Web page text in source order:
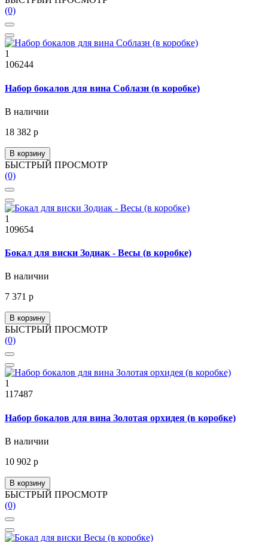
(0)
1
106244
Набор бокалов для вина Соблазн (в коробке)
В наличии
18 382 р
В корзину
БЫСТРЫЙ ПРОСМОТР
(0)
1
109654
Бокал для виски Зодиак - Весы (в коробке)
В наличии
7 371 р
В корзину
БЫСТРЫЙ ПРОСМОТР
(0)
1
117487
Набор бокалов для вина Золотая орхидея (в коробке)
В наличии
10 902 р
В корзину
БЫСТРЫЙ ПРОСМОТР
(0)